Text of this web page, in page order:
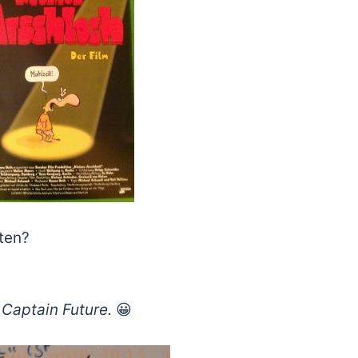
Future. 😀